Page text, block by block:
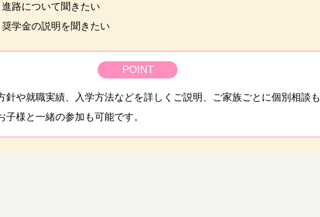
路について聞きたい
学金の説明を聞きたい
POINT
針や就職実績、入学方法などを詳しくご説明、ご家族ごとに個別相談も
子様と一緒の参加も可能です。